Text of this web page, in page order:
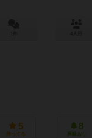
5
持ってる
8
興味あり